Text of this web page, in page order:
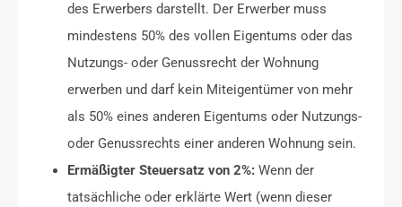
des Erwerbers darstellt. Der Erwerber muss
mindestens 50% des vollen Eigentums oder das
Nutzungs- oder Genussrecht der Wohnung
erwerben und darf kein Miteigentümer von mehr
als 50% eines anderen Eigentums oder Nutzungs-
oder Genussrechts einer anderen Wohnung sein.
Ermäßigter Steuersatz von 2%: Wenn der
tatsächliche oder erklärte Wert (wenn dieser